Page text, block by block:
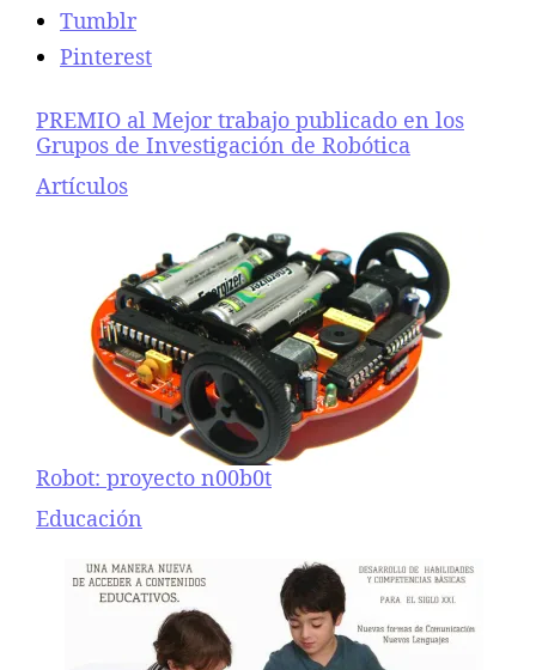
Tumblr
Pinterest
PREMIO al Mejor trabajo publicado en los
Grupos de Investigación de Robótica
Respecto a
Artículos
Robot: proyecto n00b0t
Respecto a
Educación